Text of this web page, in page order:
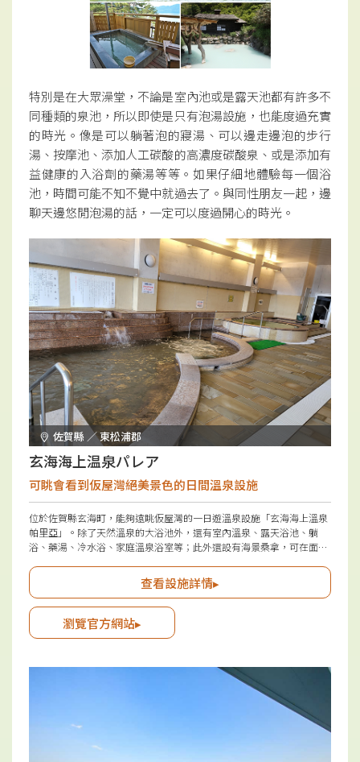
特別是在大眾澡堂，不論是室內池或是露天池都有許多不
同種類的泉池，所以即使是只有泡湯設施，也能度過充實
的時光。像是可以躺著泡的寢湯、可以邊走邊泡的步行
湯、按摩池、添加人工碳酸的高濃度碳酸泉、或是添加有
益健康的入浴劑的藥湯等等。如果仔細地體驗每一個浴
池，時間可能不知不覺中就過去了。與同性朋友一起，邊
聊天邊悠閒泡湯的話，一定可以度過開心的時光。
佐賀縣 ／ 東松浦郡
玄海海上温泉パレア
可眺會看到仮屋灣絕美景色的日間溫泉設施
位於佐賀縣玄海町，能夠遠眺仮屋灣的一日遊溫泉設施「玄海海上溫泉
帕里亞」。除了天然溫泉的大浴池外，還有室內溫泉、露天浴池、躺
浴、藥湯、冷水浴、家庭溫泉浴室等；此外還設有海景桑拿，可在面向
人皆可享受。在「紀水餐廳」中可一邊欣賞美麗景色，一邊品嚐「佐賀
牛」和玄海町出產的海鮮。查看設施詳情▸
瀏覽官方網站▸